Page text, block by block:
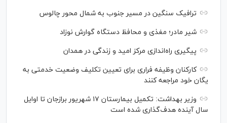
ترافیک سنگین در مسیر جنوب به شمال محور چالوس
شیر مادر؛ مغذی و محافظ دستگاه گوارش نوزاد
پیگیری راه‌اندازی مرکز امید و زندگی در همدان
کارکنان وظیفه فراری برای تعیین تکلیف وضعیت خدمتی به
یگان خود مراجعه کنند
وزیر بهداشت: تکمیل بیمارستان ۱۷ شهریور برازجان تا اوایل
سال آینده هدف‌گذاری شده است